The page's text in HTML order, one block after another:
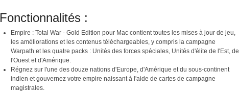
Fonctionnalités :
Empire : Total War - Gold Edition pour Mac contient toutes les mises à jour de jeu,
les améliorations et les contenus téléchargeables, y compris la campagne
Warpath et les quatre packs : Unités des forces spéciales, Unités d'élite de l'Est, de
l'Ouest et d'Amérique.
Régnez sur l'une des douze nations d'Europe, d'Amérique et du sous-continent
indien et gouvernez votre empire naissant à l'aide de cartes de campagne
magistrales.